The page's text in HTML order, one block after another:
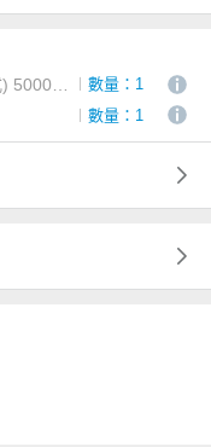
SAMSUNG迷你行動電源(支架式) 5000mAh 不分色(活動用)
數量：1
數量：1